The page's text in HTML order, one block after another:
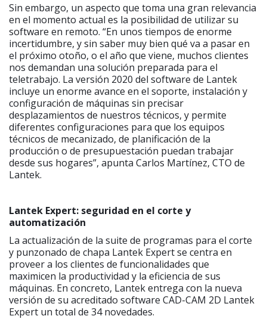
Sin embargo, un aspecto que toma una gran relevancia
en el momento actual es la posibilidad de utilizar su
software en remoto. “En unos tiempos de enorme
incertidumbre, y sin saber muy bien qué va a pasar en
el próximo otoño, o el año que viene, muchos clientes
nos demandan una solución preparada para el
teletrabajo. La versión 2020 del software de Lantek
incluye un enorme avance en el soporte, instalación y
configuración de máquinas sin precisar
desplazamientos de nuestros técnicos, y permite
diferentes configuraciones para que los equipos
técnicos de mecanizado, de planificación de la
producción o de presupuestación puedan trabajar
desde sus hogares”, apunta Carlos Martínez, CTO de
Lantek.
Lantek Expert: seguridad en el corte y
automatización
La actualización de la suite de programas para el corte
y punzonado de chapa Lantek Expert se centra en
proveer a los clientes de funcionalidades que
maximicen la productividad y la eficiencia de sus
máquinas. En concreto, Lantek entrega con la nueva
versión de su acreditado software CAD-CAM 2D Lantek
Expert un total de 34 novedades.